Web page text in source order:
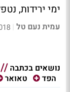
ימי ירידות,
עמית נעם טל |
נושאים בכתבה
הפד
טאואר